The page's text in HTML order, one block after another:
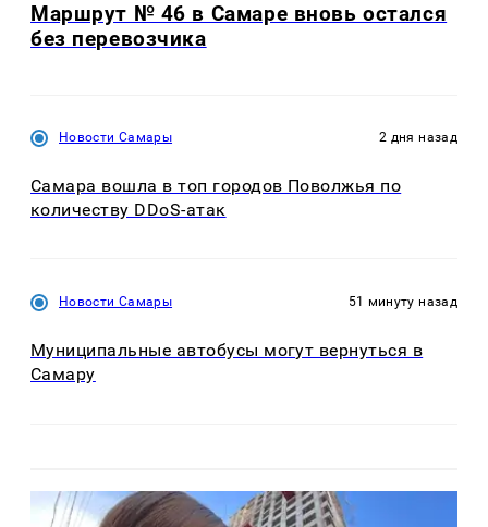
Маршрут № 46 в Самаре вновь остался
без перевозчика
Новости Самары 2 дня назад
Самара вошла в топ городов Поволжья по
количеству DDoS-атак
Новости Самары 51 минуту назад
Муниципальные автобусы могут вернуться в
Самару